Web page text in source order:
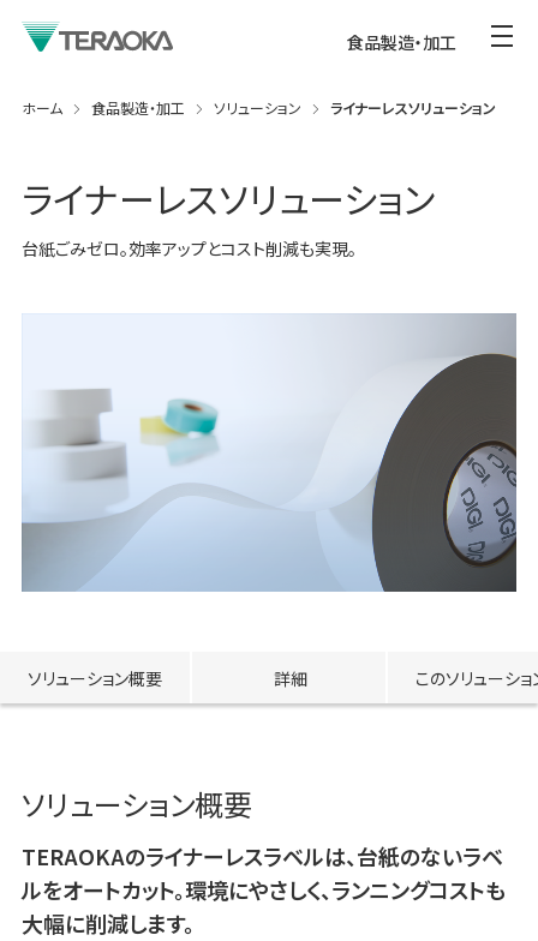
食品製造・加工
ホーム 食品製造・加工 ソリューション ライナーレスソリューション
ライナーレスソリューション
台紙ごみゼロ。効率アップとコスト削減も実現。
ソリューション概要 詳細 このソリューシ
ソリューション概要
TERAOKAのライナーレスラベルは、台紙のないラベ
ルをオートカット。環境にやさしく、ランニングコストも
大幅に削減します。